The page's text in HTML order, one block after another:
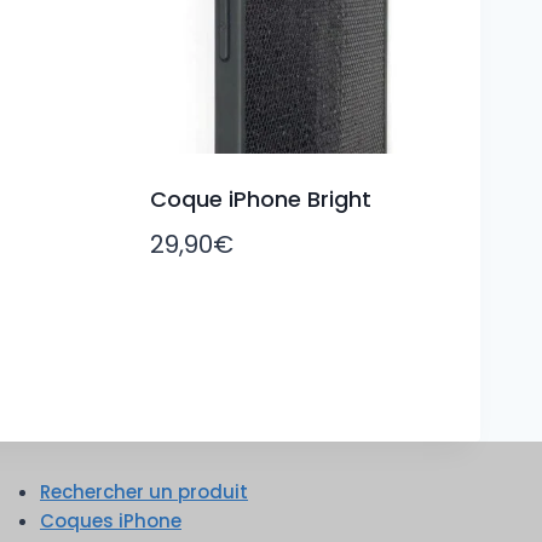
Coque iPhone Bright
29,90€
Rechercher un produit
Coques iPhone